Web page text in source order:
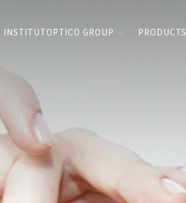
INSTITUTOPTICO GROUP PRODUCTS